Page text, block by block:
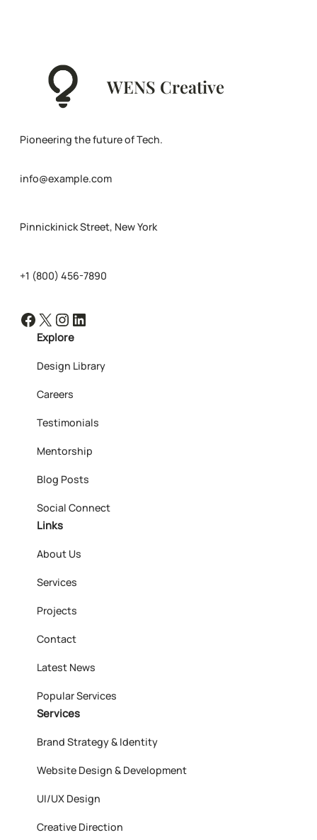
WENS Creative
Pioneering the future of Tech.
info@example.com
Pinnickinick Street, New York
+1 (800) 456-7890
Facebook X Instagram LinkedIn
Explore
Design Library
Careers
Testimonials
Mentorship
Blog Posts
Social Connect
Links
About Us
Services
Projects
Contact
Latest News
Popular Services
Services
Brand Strategy & Identity
Website Design & Development
UI/UX Design
Creative Direction